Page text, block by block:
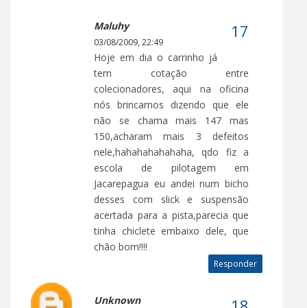
Maluhy
03/08/2009, 22:49
Hoje em dia o carrinho já
tem cotação entre
colecionadores, aqui na oficina
nós brincamos dizendo que ele
não se chama mais 147 mas
150,acharam mais 3 defeitos
nele,hahahahahahaha, qdo fiz a
escola de pilotagem em
Jacarepagua eu andei num bicho
desses com slick e suspensão
acertada para a pista,parecia que
tinha chiclete embaixo dele, que
chão bom!!!!
Responder
Unknown